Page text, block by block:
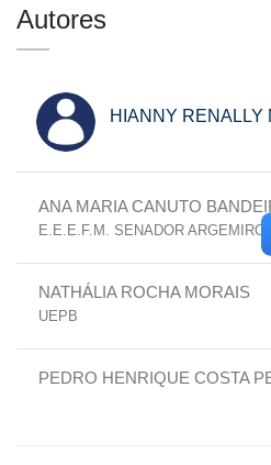
Autores
HIANNY RENALLY
ANA MARIA CANUTO
E.E.E.F.M. SENADOR
NATHÁLIA ROCHA MORAIS
UEPB
PEDRO HENRIQUE COSTA